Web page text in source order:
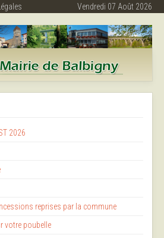
Vendredi 07 Août 2026
2026
reprises par la commune
votre poubelle